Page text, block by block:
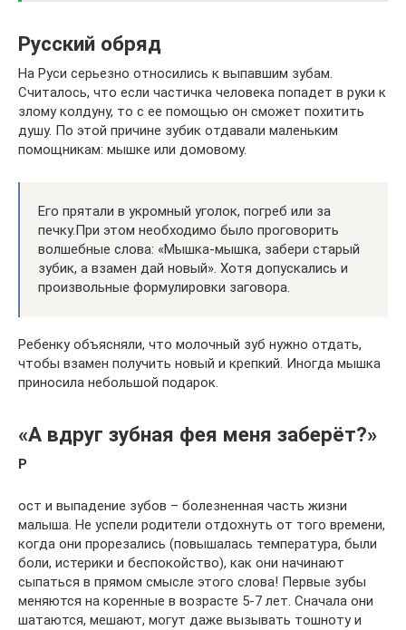
Русский обряд
На Руси серьезно относились к выпавшим зубам.
Считалось, что если частичка человека попадет в руки к
злому колдуну, то с ее помощью он сможет похитить
душу. По этой причине зубик отдавали маленьким
помощникам: мышке или домовому.
Его прятали в укромный уголок, погреб или за
печку.При этом необходимо было проговорить
волшебные слова: «Мышка-мышка, забери старый
зубик, а взамен дай новый». Хотя допускались и
произвольные формулировки заговора.
Ребенку объясняли, что молочный зуб нужно отдать,
чтобы взамен получить новый и крепкий. Иногда мышка
приносила небольшой подарок.
«А вдруг зубная фея меня заберёт?»
Р
ост и выпадение зубов – болезненная часть жизни
малыша. Не успели родители отдохнуть от того времени,
когда они прорезались (повышалась температура, были
боли, истерики и беспокойство), как они начинают
сыпаться в прямом смысле этого слова! Первые зубы
меняются на коренные в возрасте 5-7 лет. Сначала они
шатаются, мешают, могут даже вызывать тошноту и